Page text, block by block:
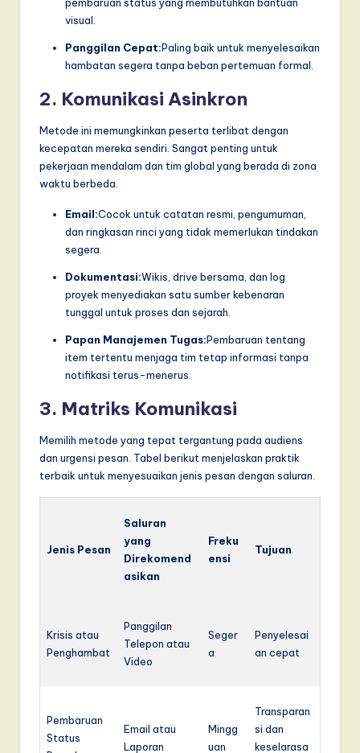
visual.
Panggilan Cepat:Paling baik untuk menyelesaikan
hambatan segera tanpa beban pertemuan formal.
2. Komunikasi Asinkron
Metode ini memungkinkan peserta terlibat dengan
kecepatan mereka sendiri. Sangat penting untuk
pekerjaan mendalam dan tim global yang berada di zona
waktu berbeda.
Email:Cocok untuk catatan resmi, pengumuman,
dan ringkasan rinci yang tidak memerlukan tindakan
segera.
Dokumentasi:Wikis, drive bersama, dan log
proyek menyediakan satu sumber kebenaran
tunggal untuk proses dan sejarah.
Papan Manajemen Tugas:Pembaruan tentang
item tertentu menjaga tim tetap informasi tanpa
notifikasi terus-menerus.
3. Matriks Komunikasi
Memilih metode yang tepat tergantung pada audiens
dan urgensi pesan. Tabel berikut menjelaskan praktik
terbaik untuk menyesuaikan jenis pesan dengan saluran.
Jenis Pesan
Saluran
yang
Direkomend
asikan
Freku
ensi
Tujuan
Krisis atau
Penghambat
Panggilan
Telepon atau
Video
Seger
a
Penyelesai
an cepat
Pembaruan
Status
Email atau
Laporan
Mingg
uan
Transparan
si dan
keselarasa